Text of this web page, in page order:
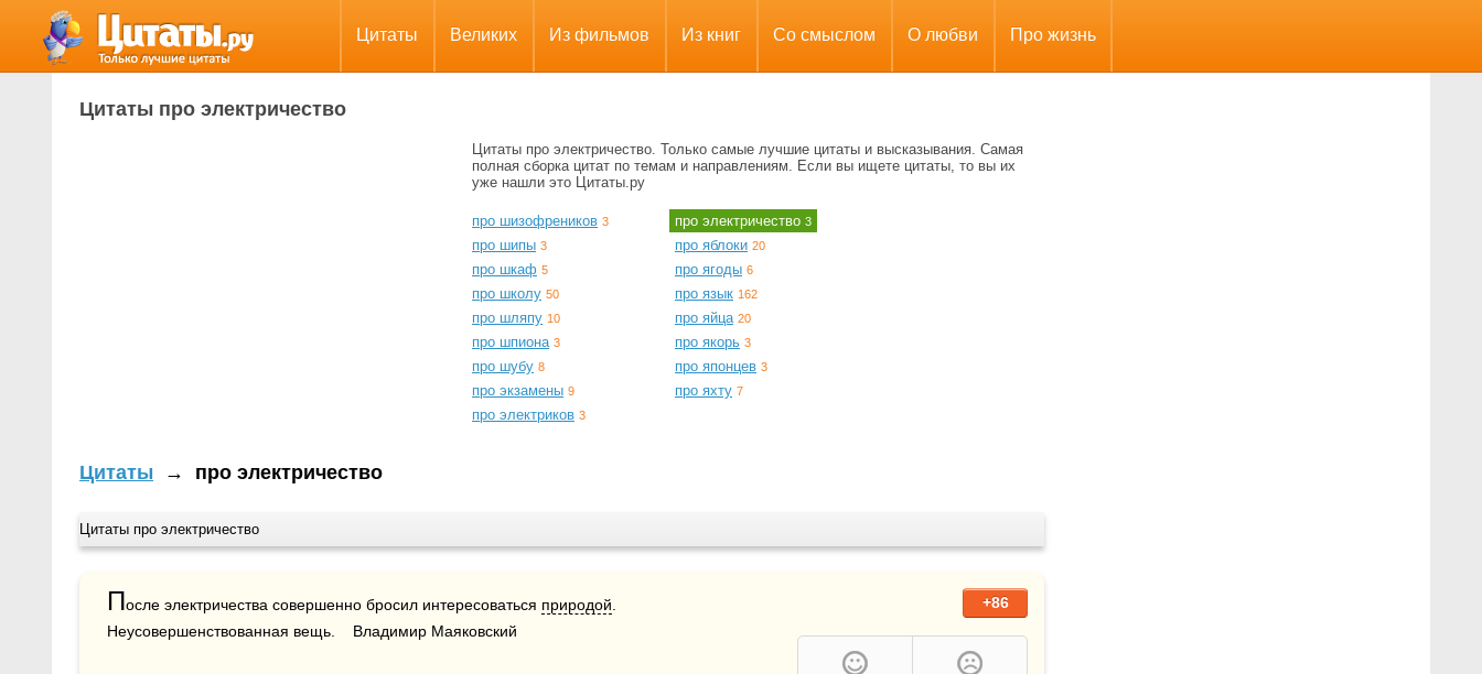
Цитаты Великих Из фильмов Из книг Со смыслом О любви Про жизнь
Цитаты про электричество
Цитаты про электричество. Только самые лучшие цитаты и высказывания. Самая
полная сборка цитат по темам и направлениям. Если вы ищете цитаты, то вы их
уже нашли это Цитаты.ру
про шизофреников 3
про шипы 3
про шкаф 5
про школу 50
про шляпу 10
про шпиона 3
про шубу 8
про экзамены 9
про электриков 3
про электричество 3
про яблоки 20
про ягоды 6
про язык 162
про яйца 20
про якорь 3
про японцев 3
про яхту 7
Цитаты → про электричество
Цитаты про электричество
+86
После электричества совершенно бросил интересоваться природой
Неусовершенствованная вещь.    Владимир Маяковский